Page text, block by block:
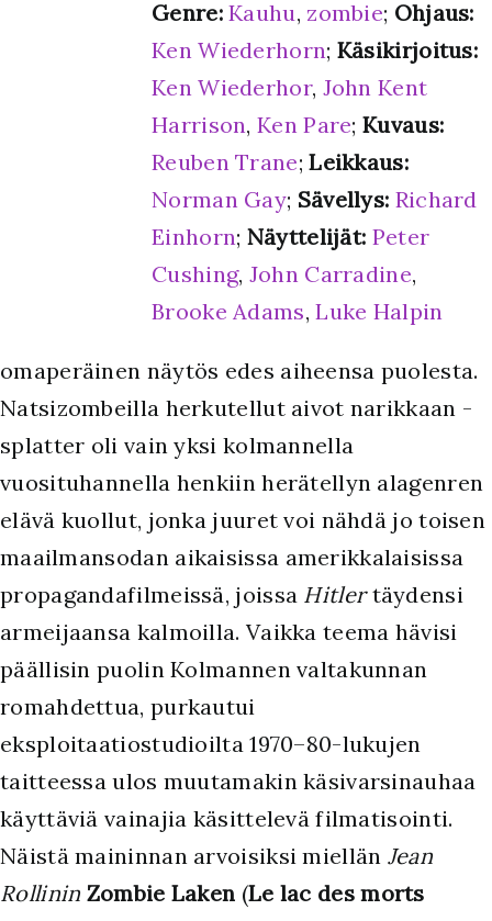
Genre: Kauhu, zombie; Ohjaus:
Ken Wiederhorn; Käsikirjoitus:
Ken Wiederhor, John Kent
Harrison,Ken Pare;Kuvaus:
Reuben Trane;Leikkaus:
Norman Gay; Sävellys: Richard
Einhorn; Näyttelijät: Peter
Cushing, John Carradine,
Brooke Adams,Luke Halpin
omaperäinen näytös edes aiheensa puolesta.
Natsizombeilla herkutellut aivot narikkaan -
splatter oli vain yksi kolmannella
vuosituhannella henkiin herätellyn alagenren
elävä kuollut, jonka juuret voi nähdä jo toisen
maailmansodan aikaisissa amerikkalaisissa
propagandafilmeissä, joissa Hitlertäydensi
armeijaansa kalmoilla. Vaikka teema hävisi
päällisin puolin Kolmannen valtakunnan
romahdettua, purkautui
eksploitaatiostudioilta 1970–80-lukujen
taitteessa ulos muutamakin käsivarsinauhaa
käyttäviä vainajia käsittelevä filmatisointi.
Näistä maininnan arvoisiksi miellän Jean
Rollinin Zombie Laken (Le lac des morts